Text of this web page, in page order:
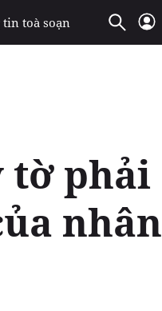
tin toà soạn
tờ phải
nhân